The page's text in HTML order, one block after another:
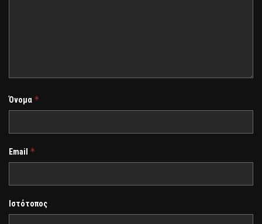
Όνομα *
Email *
Ιστότοπος